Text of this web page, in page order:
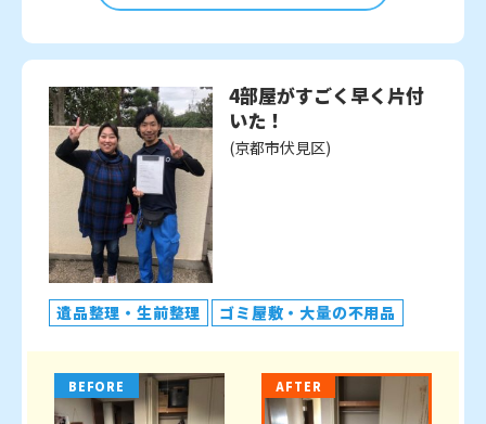
4部屋がすごく早く片付
いた！
(京都市伏見区)
遺品整理・生前整理 ゴミ屋敷・大量の不用品
BEFORE AFTER